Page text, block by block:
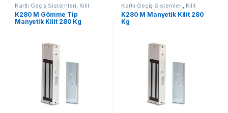
Kartlı Geçiş Sistemleri Kilit
Grubu
K280 M Gömme Tip
Manyetik Kilit 280 Kg
Kartlı Geçiş Sistemleri Kilit
Grubu
K280 M Manyetik Kilit 280
Kg